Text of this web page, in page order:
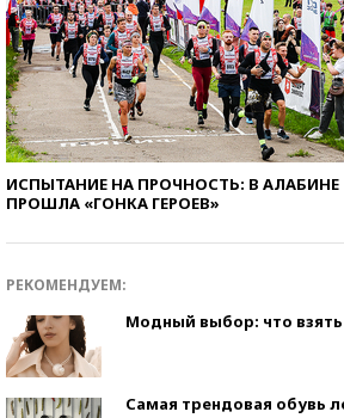
ИСПЫТАНИЕ НА ПРОЧНОСТЬ: В АЛАБИНЕ
ПРОШЛА «ГОНКА ГЕРОЕВ»
РЕКОМЕНДУЕМ:
Модный выбор: что взять
Самая трендовая обувь